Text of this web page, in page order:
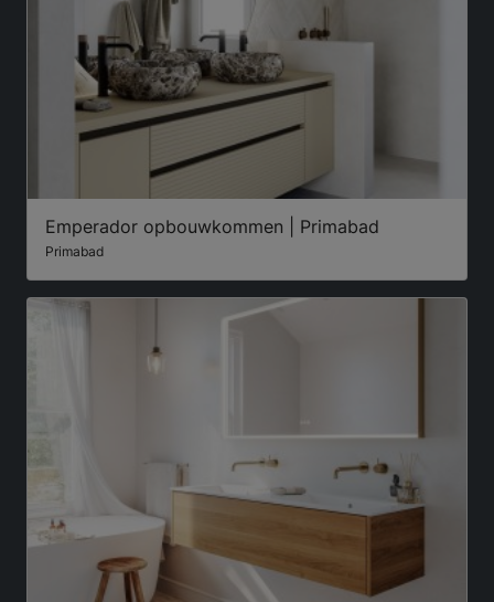
Emperador opbouwkommen | Primabad
Primabad